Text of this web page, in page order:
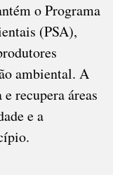
o Programa
(PSA),
ambiental. A
recupera áreas
e a